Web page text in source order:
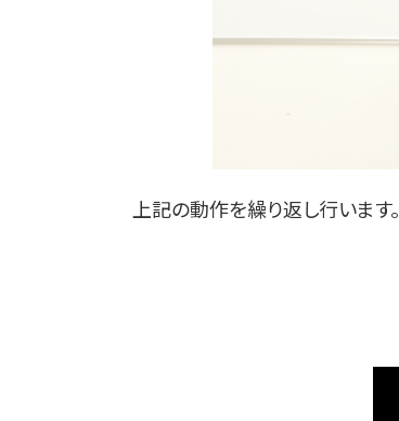
上記の動作を繰り返し行います。